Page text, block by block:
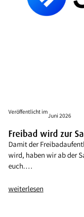
Veröffentlicht im
Juni 2026
Freibad wird zur
Damit der
wird, haben wir ab der
euch.…
weiterlesen